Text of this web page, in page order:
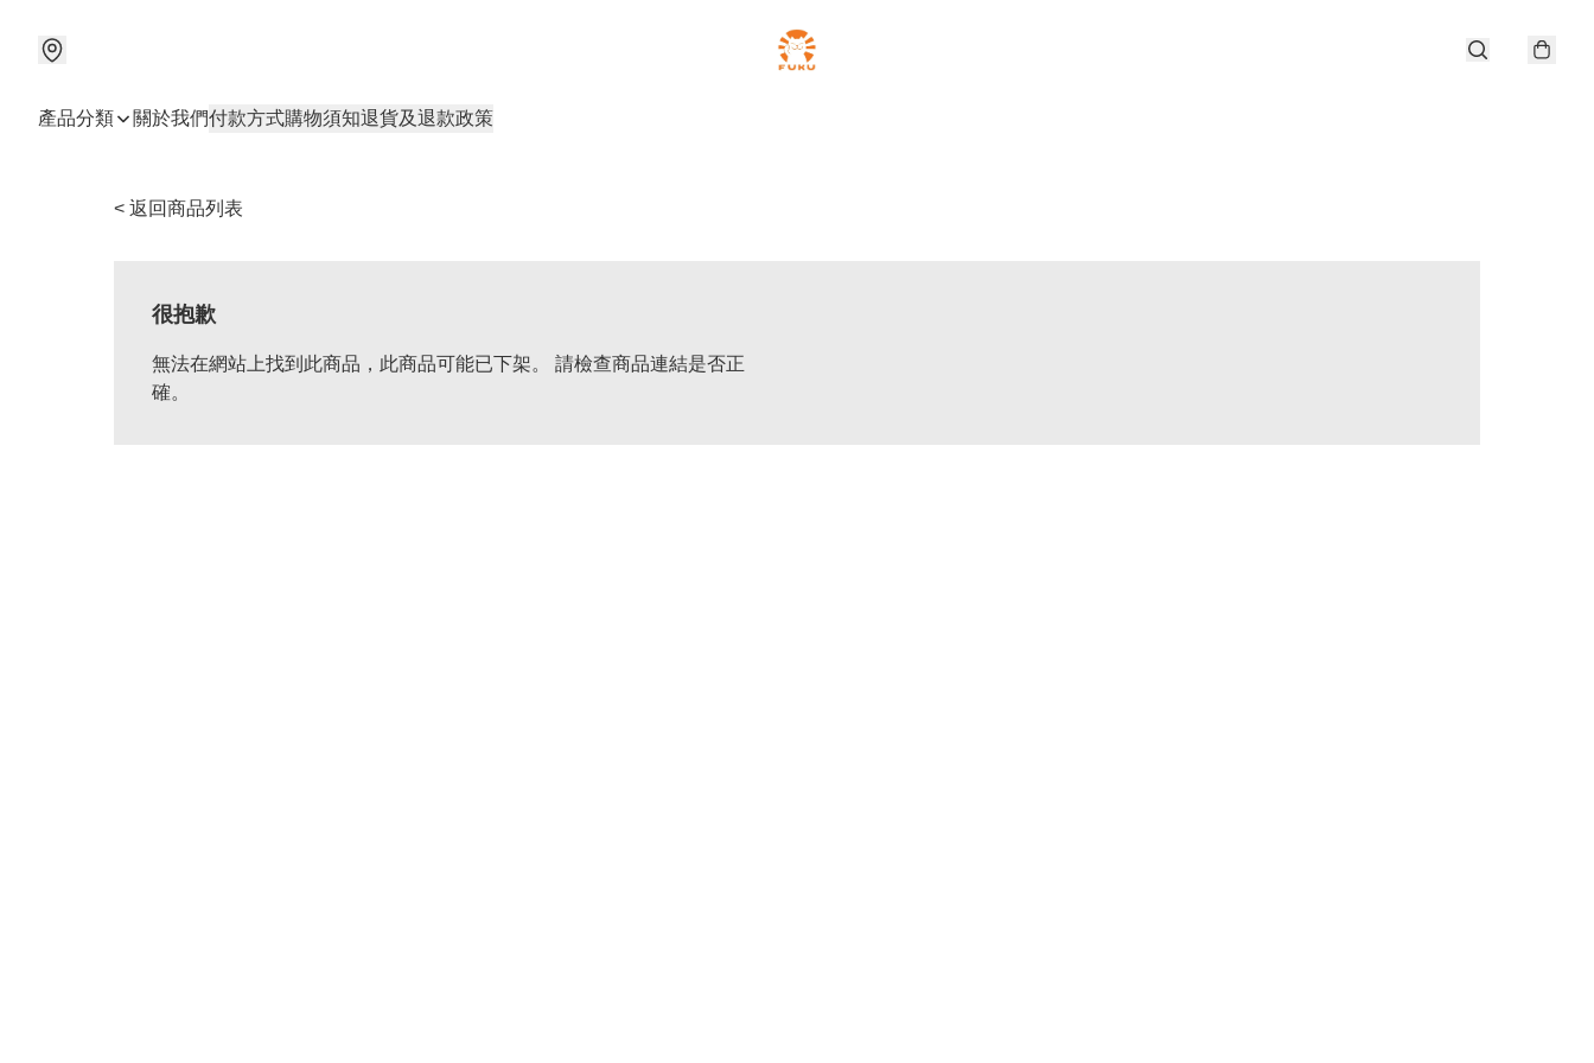
產品分類 關於我們付款方式購物須知退貨及退款政策
< 返回商品列表
很抱歉
無法在網站上找到此商品，此商品可能已下架。 請檢查商品連結是否正
確。